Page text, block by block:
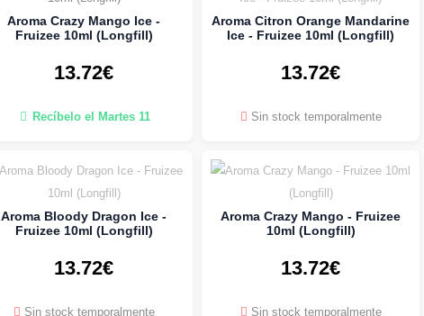
Aroma Crazy Mango Ice -
Fruizee 10ml (Longfill)
13.72€
Recíbelo el Martes 11
Aroma Citron Orange Mandarine
Ice - Fruizee 10ml (Longfill)
13.72€
Sin stock temporalmente
Aroma Bloody Dragon Ice -
Fruizee 10ml (Longfill)
13.72€
Sin stock temporalmente
Aroma Crazy Mango - Fruizee
10ml (Longfill)
13.72€
Sin stock temporalmente